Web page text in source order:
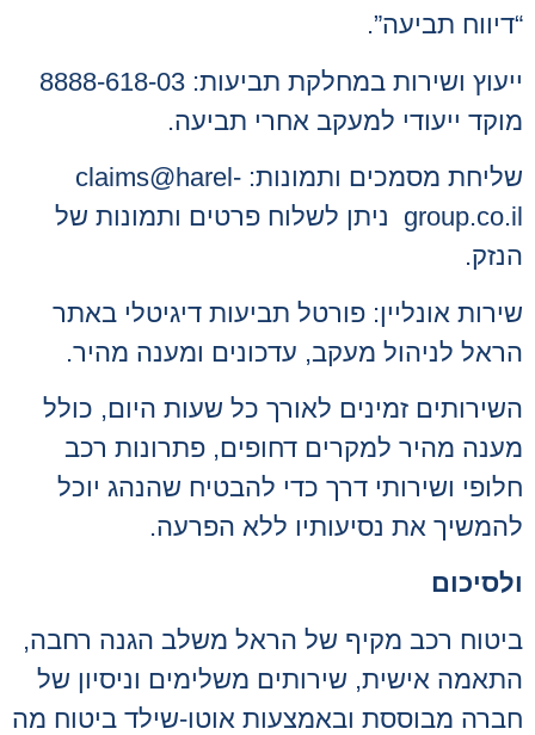
“דיווח תביעה”.
ייעוץ ושירות במחלקת תביעות: 03‑618‑8888
מוקד ייעודי למעקב אחרי תביעה.
שליחת מסמכים ותמונות: claims@harel-
group.co.il ניתן לשלוח פרטים ותמונות של
הנזק.
שירות אונליין: פורטל תביעות דיגיטלי באתר
הראל לניהול מעקב, עדכונים ומענה מהיר.
השירותים זמינים לאורך כל שעות היום, כולל
מענה מהיר למקרים דחופים, פתרונות רכב
חלופי ושירותי דרך כדי להבטיח שהנהג יוכל
להמשיך את נסיעותיו ללא הפרעה.
ולסיכום
ביטוח רכב מקיף של הראל משלב הגנה רחבה,
התאמה אישית, שירותים משלימים וניסיון של
חברה מבוססת ובאמצעות אוטו-שילד ביטוח מה